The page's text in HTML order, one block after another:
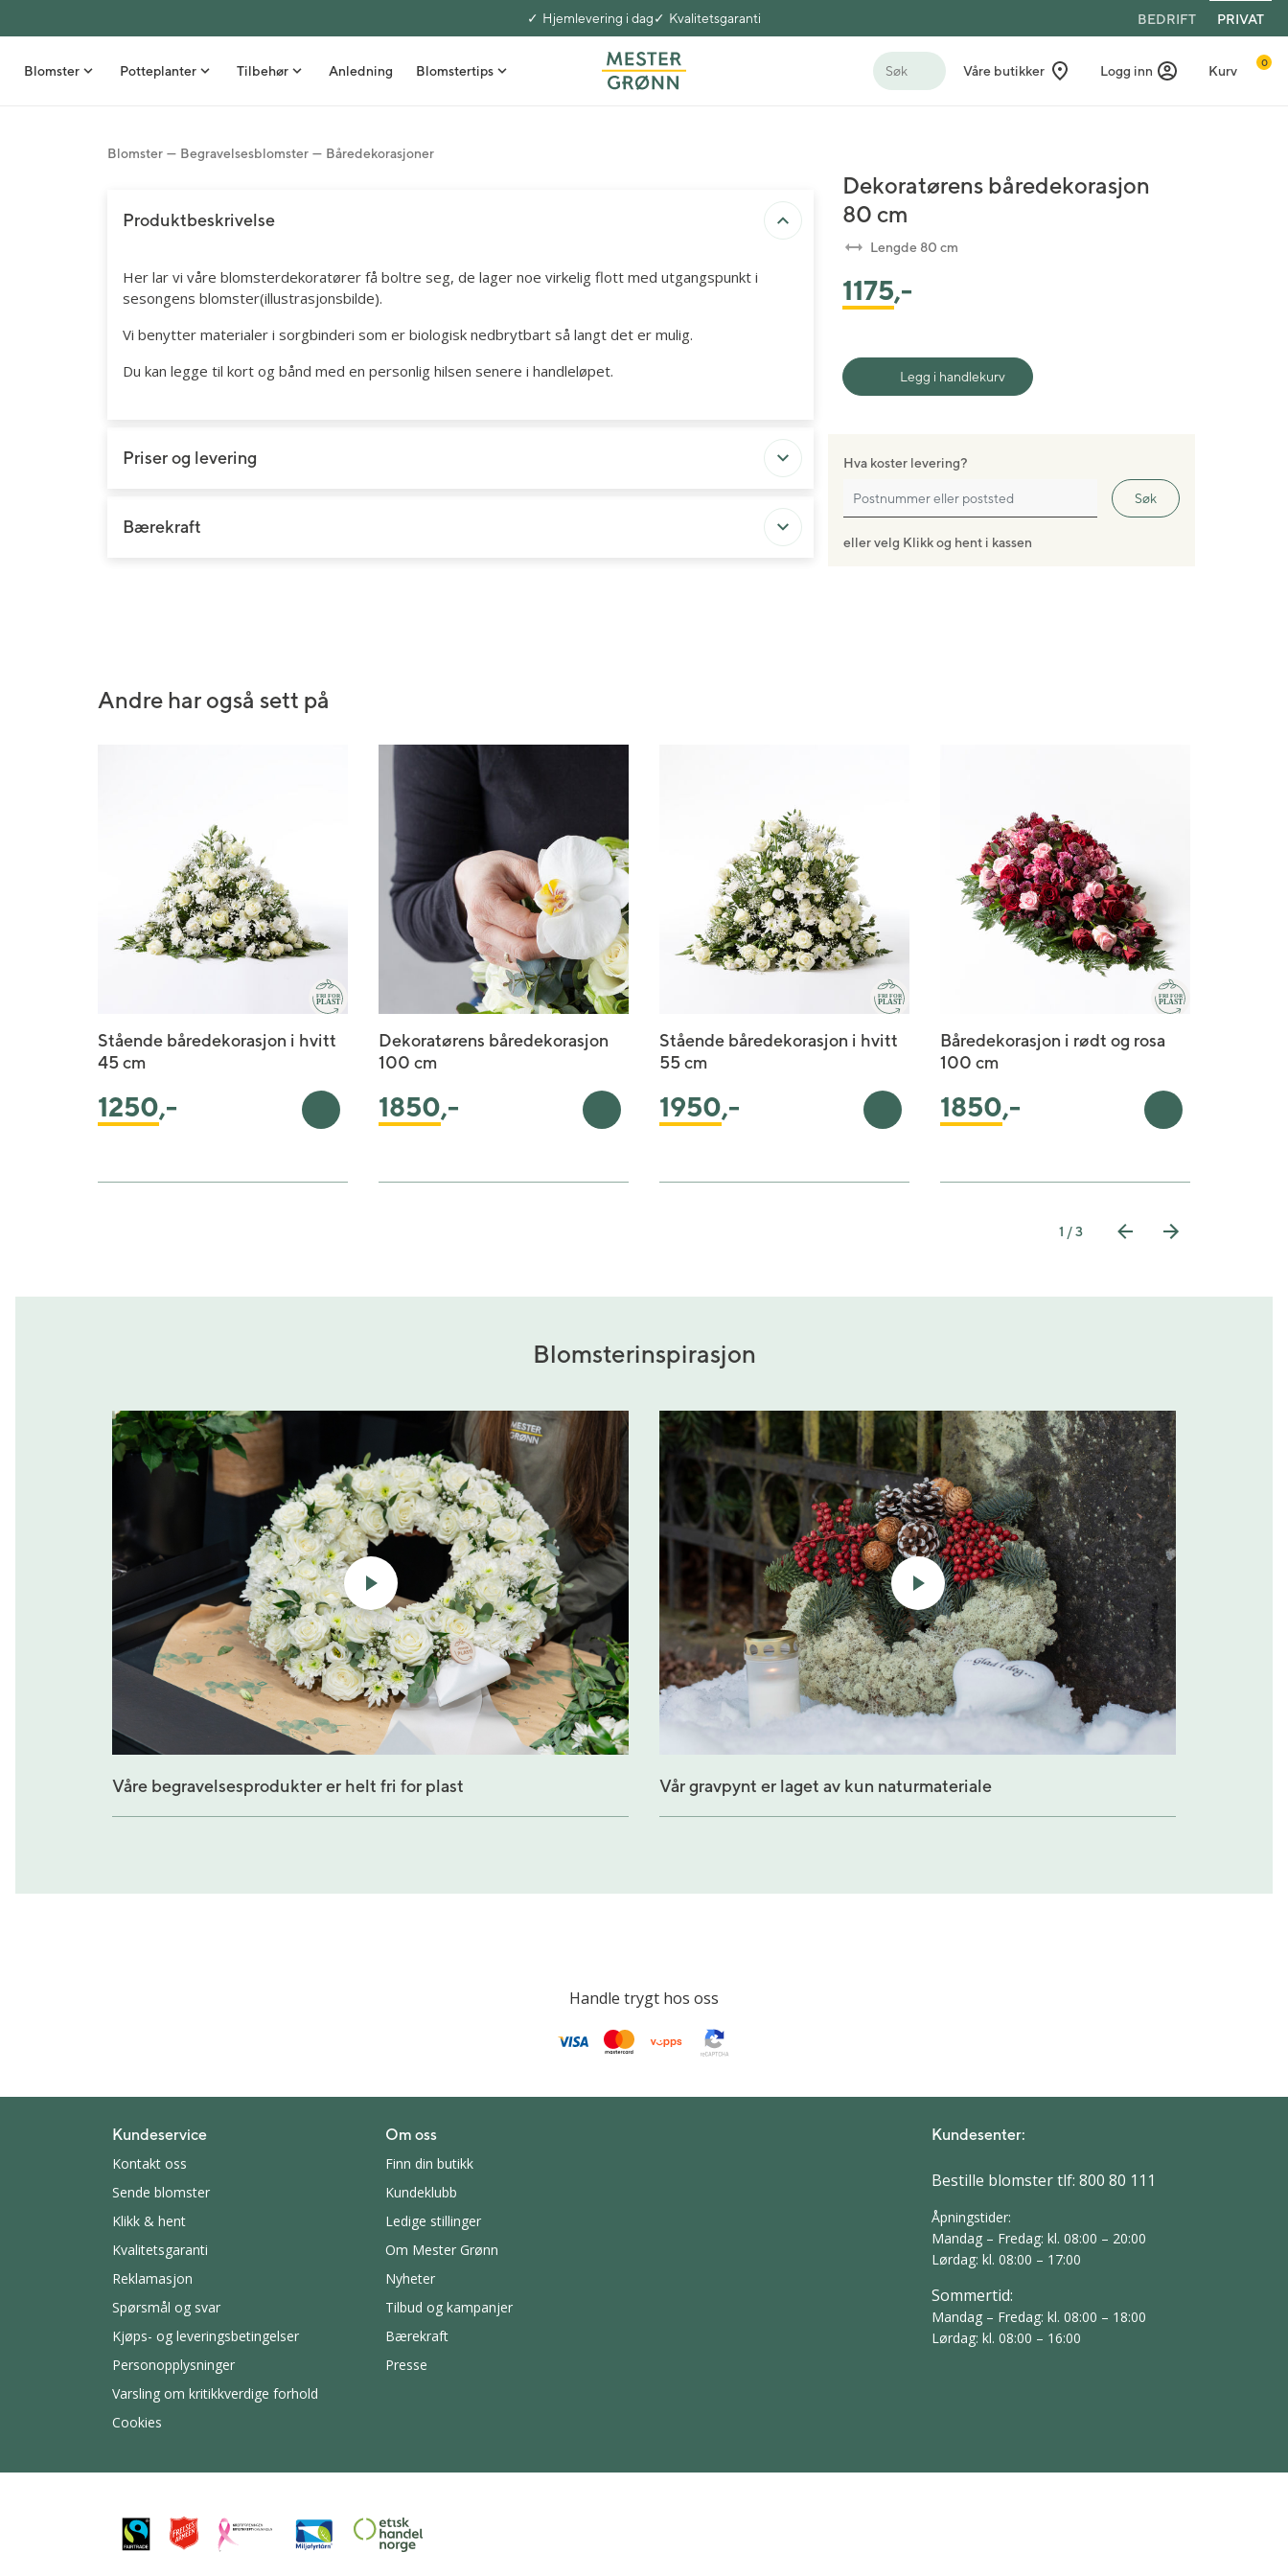
Hjemlevering i dag Kvalitetsgaranti BEDRIFT PRIVAT
Blomster
Gavesett med blomst
Begravelsesblomster
Potteplanter
Grønne planter
Tilbehør
Gravlys og kranser
Anledning Blomstertips
DIY - Gjør det selv
Søk Våre butikker Logg inn Kurv
0
Blomster Begravelsesblomster Båredekorasjoner
Produktbeskrivelse
Her lar vi våre blomsterdekoratører få boltre seg, de lager noe virkelig flott med utgangspunkt i
sesongens blomster(illustrasjonsbilde).
Vi benytter materialer i sorgbinderi som er biologisk nedbrytbart så langt det er mulig.
Du kan legge til kort og bånd med en personlig hilsen senere i handleløpet.
Priser og levering
Bærekraft
Dekoratørens båredekorasjon
80 cm
Lengde 80 cm
1175,-
Legg i handlekurv
Hva koster levering?
Søk
eller velg Klikk og hent i kassen
Andre har også sett på
Stående båredekorasjon i hvitt
45 cm
1250,- Legg i handlekurv
Dekoratørens båredekorasjon
100 cm
1850,- Legg i handlekurv
Stående båredekorasjon i hvitt
55 cm
1950,- Legg i handlekurv
Båredekorasjon i rødt og rosa
100 cm
1850,- Legg i
1 / 3
Blomsterinspirasjon
Våre begravelsesprodukter er helt fri for plast Vår gravpynt er laget av kun naturmateriale
Handle trygt hos oss
Kundeservice
Kontakt oss
Sende blomster
Klikk & hent
Kvalitetsgaranti
Reklamasjon
Spørsmål og svar
Kjøps- og leveringsbetingelser
Personopplysninger
Varsling om kritikkverdige forhold
Cookies
Om oss
Finn din butikk
Kundeklubb
Ledige stillinger
Om Mester Grønn
Nyheter
Tilbud og kampanjer
Bærekraft
Presse
Kundesenter:
Bestille blomster tlf: 800 80 111
Åpningstider:
Mandag – Fredag: kl. 08:00 – 20:00
Lørdag: kl. 08:00 – 17:00
Sommertid:
Mandag – Fredag: kl. 08:00 – 18:00
Lørdag: kl. 08:00 – 16:00